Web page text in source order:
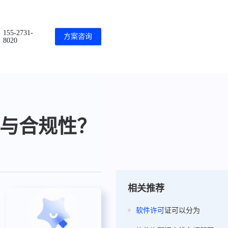
155-2731-
8020
方案咨询
合规性？
相关推荐
软件许可 证可以分为